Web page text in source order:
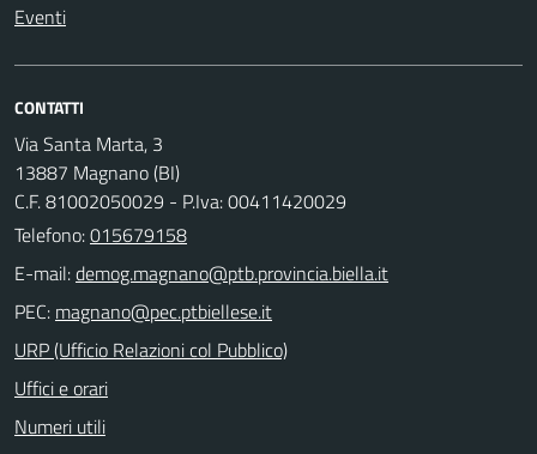
Eventi
CONTATTI
Via Santa Marta, 3
13887 Magnano (BI)
C.F. 81002050029 - P.Iva: 00411420029
Telefono:015679158
E-mail:
PEC:
URP (Ufficio Relazioni col Pubblico)
Uffici e orari
Numeri utili